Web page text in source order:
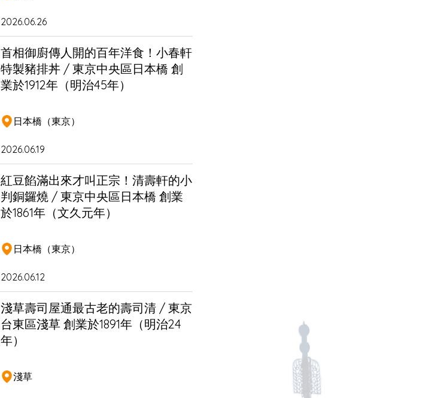
2026.06.26
首相御廚傳人開的百年洋食！小春軒
特製豬排丼 / 東京中央區日本橋 創
業於1912年（明治45年）
日本橋（東京）
2026.06.19
紅豆餡滿出來才叫正宗！清壽軒的小
判銅鑼燒 / 東京中央區日本橋 創業
於1861年（文久元年）
日本橋（東京）
2026.06.12
淺草壽司屋通最古老的壽司清 / 東京
台東區淺草 創業於1891年（明治24
年）
淺草